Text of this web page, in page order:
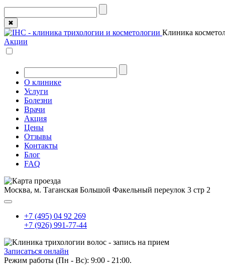
✖
Клиника
Акции
О клинике
Услуги
Болезни
Врачи
Акция
Цены
Отзывы
Контакты
Блог
FAQ
Москва, м. Таганская Большой Факельный переулок 3 стр 2
+7 (495) 04 92 269
+7 (926) 991-77-44
Записаться онлайн
Режим работы (Пн - Вс): 9:00 - 21:00.